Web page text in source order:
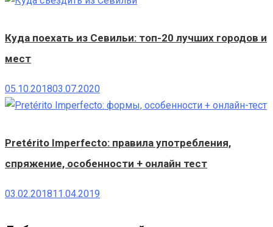
Куда поехать из Севильи: топ-20 лучших городов и
мест
05.10.201803.07.2020
Pretérito Imperfecto: правила употребления,
спряжение, особенности + онлайн тест
03.02.201811.04.2019